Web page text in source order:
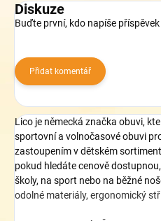
Diskuze
Buďte první, kdo napíše
Přidat komentář
Lico je německá značka obuvi,
sportovní a volnočasové obuvi
zastoupením v dětském
pokud hledáte cenově
školy, na sport nebo na běžné
odolné materiály, ergonomický